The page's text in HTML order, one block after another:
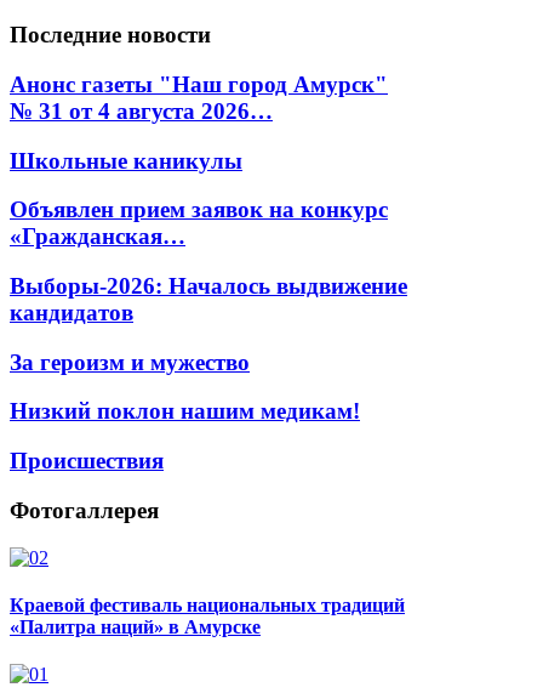
Последние новости
Анонс газеты "Наш город Амурск"
№ 31 от 4 августа 2026…
Школьные каникулы
Объявлен прием заявок на конкурс
«Гражданская…
Выборы-2026: Началось выдвижение
кандидатов
За героизм и мужество
Низкий поклон нашим медикам!
Происшествия
Фотогаллерея
Краевой фестиваль национальных традиций
«Палитра наций» в Амурске